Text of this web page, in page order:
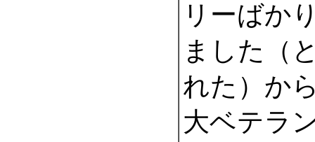
リーばか
ました（
れた）か
大ベテラ